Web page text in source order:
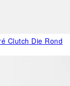
Die Rond